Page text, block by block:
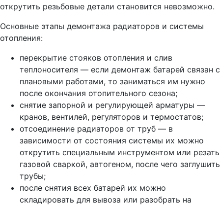
открутить резьбовые детали становится невозможно.
Основные этапы демонтажа радиаторов и системы
отопления:
перекрытие стояков отопления и слив
теплоносителя — если демонтаж батарей связан с
плановыми работами, то заниматься им нужно
после окончания отопительного сезона;
снятие запорной и регулирующей арматуры —
кранов, вентилей, регуляторов и термостатов;
отсоединение радиаторов от труб — в
зависимости от состояния системы их можно
открутить специальным инструментом или резать
газовой сваркой, автогеном, после чего заглушить
трубы;
после снятия всех батарей их можно
складировать для вывоза или разобрать на